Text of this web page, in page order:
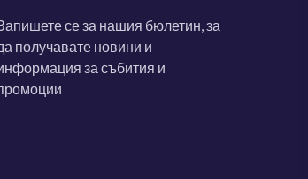
се за нашия бюлетин, за
получавате новини и
за събития и